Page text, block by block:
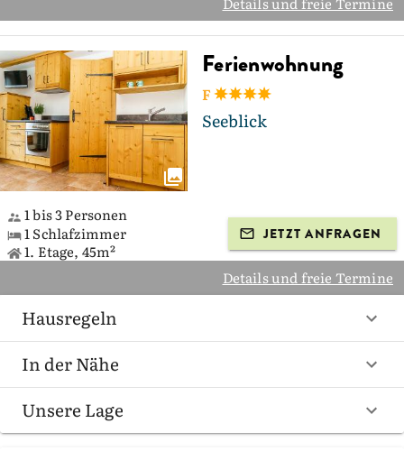
Ferienwohnung
F
Seeblick
1 bis 3 Personen
1 Schlafzimmer
1. Etage, 45m²
JETZT ANFRAGEN
Details und freie Termine
Hausregeln
In der Nähe
Unsere Lage